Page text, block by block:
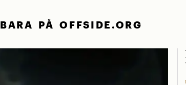
BARA PÅ OFFSIDE.ORG